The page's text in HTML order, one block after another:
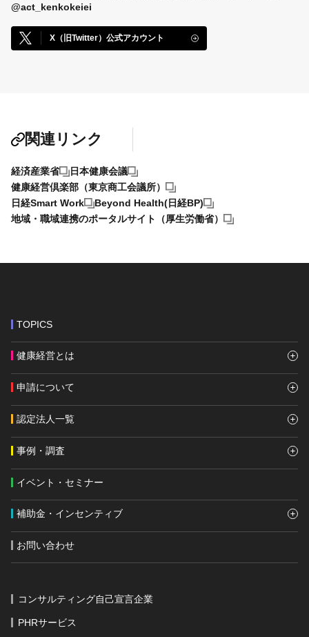
@act_kenkokeiei
X（旧Twitter）公式アカウント
関連リンク
経済産業省
日本健康会議
健康経営倶楽部（東京商工会議所）
日経Smart Work
Beyond Health(日経BP)
地域・職域連携のポータルサイト（厚生労働省）
TOPICS
健康経営とは
申請について
認定法人一覧
事例・調査
イベント・セミナー
補助金・インセンティブ
お問い合わせ
コンサルティング自己宣言企業
PHRサービス